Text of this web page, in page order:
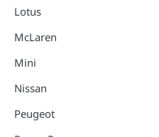
Lotus
McLaren
Mini
Nissan
Peugeot